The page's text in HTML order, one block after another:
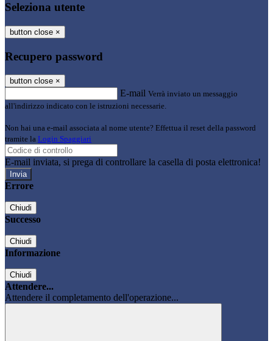
Seleziona utente
button close ×
Recupero password
button close ×
E-mail Verrà inviato un messaggio
all'indirizzo indicato con le istruzioni necessarie.
Non hai una e-mail associata al nome utente? Effettua il reset della password
tramite la Login Spaggiari
E-mail inviata, si prega di controllare la casella di posta elettronica!
Errore
Chiudi
Successo
Chiudi
Informazione
Chiudi
Attendere...
Attendere il completamento dell'operazione...